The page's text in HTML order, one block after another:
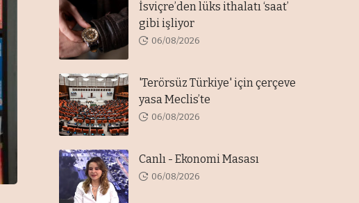
İsviçre’den lüks ithalatı ‘saat’
gibi işliyor
06/08/2026
'Terörsüz Türkiye' için çerçeve
yasa Meclis’te
06/08/2026
Canlı - Ekonomi Masası
06/08/2026